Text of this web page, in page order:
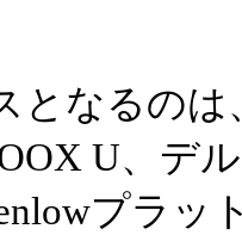
となるのは
U、デ
プラッ